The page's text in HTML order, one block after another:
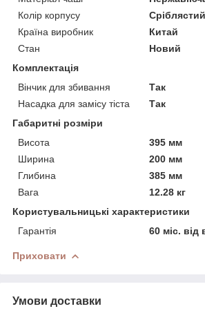
Колір корпусу
Сріблястий
Країна виробник
Китай
Стан
Новий
Комплектація
Вінчик для збивання
Так
Насадка для замісу тіста
Так
Габаритні розміри
Висота
395 мм
Ширина
200 мм
Глибина
385 мм
Вага
12.28 кг
Користувальницькі характеристики
Гарантія
60 міс. від
Приховати
Умови доставки